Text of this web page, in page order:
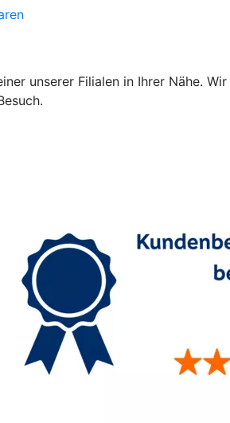
unserer Filialen in Ihrer Nähe. Wir